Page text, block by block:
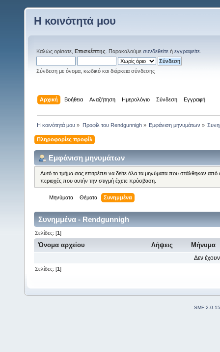
Η κοινότητά μου
Καλώς ορίσατε, Επισκέπτης . Παρακαλούμε συνδεθείτε ή εγγραφείτε
Σύνδεση με όνομα, κωδικό και διάρκεια σύνδεσης
Αρχική Βοήθεια Αναζήτηση Ημερολόγιο Σύνδεση Εγγραφή
Η κοινότητά μου » Προφίλ του Rendgunnigh» Εμφάνιση μηνυμάτων »
Πληροφορίες προφίλ
Εμφάνιση μηνυμάτων
Αυτό το τμήμα σας επιτρέπει να δείτε όλα τα μηνύματα που στάλθηκαν
περιοχές που αυτήν την στιγμή έχετε πρόσβαση.
Μηνύματα Θέματα Συνημμένα
Συνημμένα - Rendgunnigh
Σελίδες: [1]
Όνομα αρχείου Λήψεις Μήνυμα
Δεν
Σελίδες: [1]
SMF 2.0.15